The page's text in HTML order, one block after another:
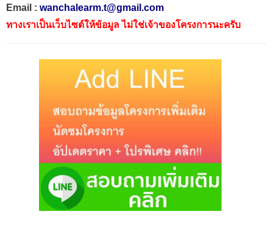
Email : wanchalearm.t@gmail.com
ทางเราเป็นเว็บไซต์ให้ข้อมูล ไม่ใช่เจ้าของโครงการนะครับ